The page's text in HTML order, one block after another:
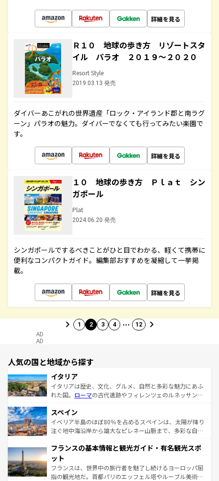
詳細を見る
Ｒ１０ 地球の歩き方 リゾートスタ
イル パラオ ２０１９～２０２０
Resort Style
2019.03.13 発売
ダイバーあこがれの世界遺産「ロック・アイランド郡と南ラグ
ーン」パラオの魅力。ダイバーでなくても行ってみたい楽園で
す。
詳細を見る
１０ 地球の歩き方 Ｐｌａｔ シン
ガポール
Plat
2024.06.20 発売
シンガポールでするべきことがひと目でわかる、軽くて携帯に
便利なコンパクトガイド。編集部おすすめを凝縮して一挙掲
載。
詳細を見る
1 2 3 4 … 12
AD
AD
人気の国と地域から探す
イタリア
イタリアは歴史、文化、グルメ、自然と多彩な魅力にあふ
れた国。 ローマの古代遺跡やフィレンツェのルネッサンス
ろん、トスカーナの美しい田園風景やアマルフィ海岸の絶
景など、自然景観も見逃せない。観光の合間には、本場の
ピザやパスタなど、絶品のイタリア料理を堪能することも
ませてくれるイタリアで、忘れられない旅をしてみよう！
なお、新着のイタリア情報は
しい。
スペイン
イベリア半島のほぼ80％を占めるスペインは、太陽が降り
注ぐ地中海沿岸から雄大なピレネー山脈まで、多彩な自然
文化が根付くこの国では、情熱的なフラメンコ、熱気あふ
れる闘牛、そして美味しいタパスが生活の一部となってい
る。首都マドリードの洗練された雰囲気や、バルセロナの
アートに溢れた街角から、地方では古代ローマ遺跡や中世
フランスの基本情報と観光ガイド・有名観光スポ
ット
フランスは、世界中の旅行者を魅了し続けるヨーロッパ屈
指の観光地だ。首都パリのエッフェル塔やルーブル美術館